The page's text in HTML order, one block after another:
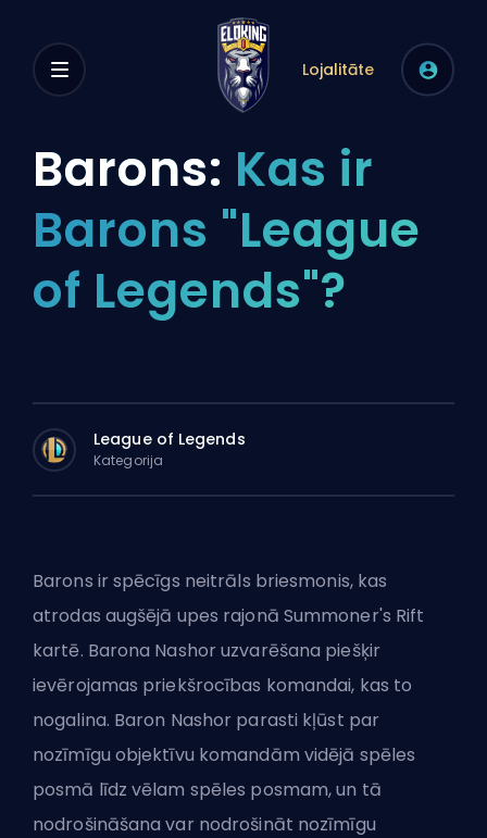
Lojalitāte
Barons: Kas ir
Barons "League
of Legends"?
League of Legends
Kategorija
Barons ir spēcīgs neitrāls briesmonis, kas
atrodas augšējā upes rajonā Summoner's Rift
kartē. Barona Nashor uzvarēšana piešķir
ievērojamas priekšrocības komandai, kas to
nogalina. Baron Nashor parasti kļūst par
nozīmīgu objektīvu komandām vidējā spēles
posmā līdz vēlam spēles posmam, un tā
nodrošināšana var nodrošināt nozīmīgu